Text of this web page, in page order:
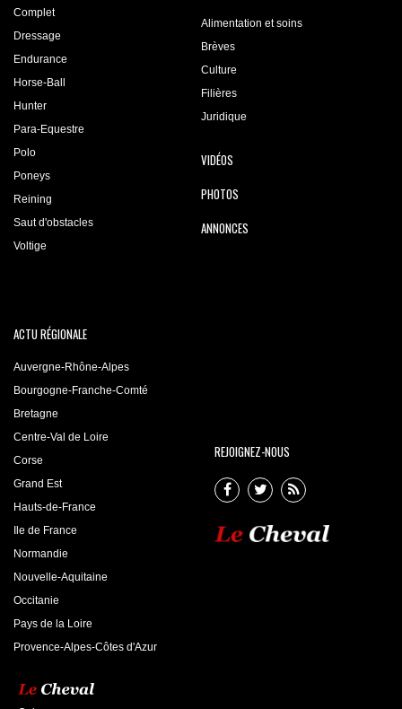
Complet
Dressage
Endurance
Horse-Ball
Hunter
Para-Equestre
Polo
Poneys
Reining
Saut d'obstacles
Voltige
Alimentation et soins
Brèves
Culture
Filières
Juridique
VIDÉOS
PHOTOS
ANNONCES
ACTU RÉGIONALE
Auvergne-Rhône-Alpes
Bourgogne-Franche-Comté
Bretagne
Centre-Val de Loire
Corse
Grand Est
Hauts-de-France
Ile de France
Normandie
Nouvelle-Aquitaine
Occitanie
Pays de la Loire
Provence-Alpes-Côtes d'Azur
REJOIGNEZ-NOUS